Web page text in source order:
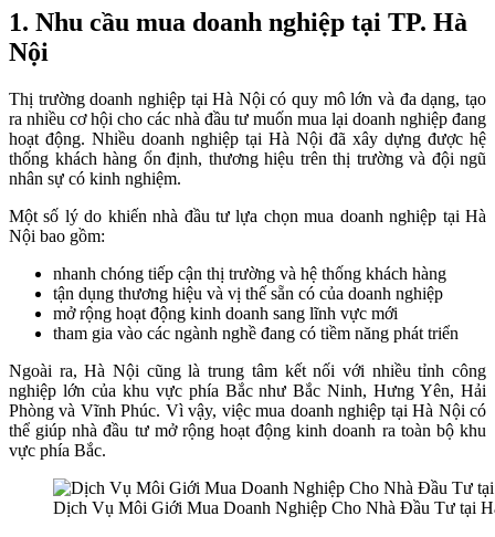
1. Nhu cầu mua doanh nghiệp tại TP. Hà
Nội
Thị trường doanh nghiệp tại Hà Nội có quy mô lớn và đa dạng, tạo
ra nhiều cơ hội cho các nhà đầu tư muốn mua lại doanh nghiệp đang
hoạt động. Nhiều doanh nghiệp tại Hà Nội đã xây dựng được hệ
thống khách hàng ổn định, thương hiệu trên thị trường và đội ngũ
nhân sự có kinh nghiệm.
Một số lý do khiến nhà đầu tư lựa chọn mua doanh nghiệp tại Hà
Nội bao gồm:
nhanh chóng tiếp cận thị trường và hệ thống khách hàng
tận dụng thương hiệu và vị thế sẵn có của doanh nghiệp
mở rộng hoạt động kinh doanh sang lĩnh vực mới
tham gia vào các ngành nghề đang có tiềm năng phát triển
Ngoài ra, Hà Nội cũng là trung tâm kết nối với nhiều tỉnh công
nghiệp lớn của khu vực phía Bắc như Bắc Ninh, Hưng Yên, Hải
Phòng và Vĩnh Phúc. Vì vậy, việc mua doanh nghiệp tại Hà Nội có
thể giúp nhà đầu tư mở rộng hoạt động kinh doanh ra toàn bộ khu
vực phía Bắc.
Dịch Vụ Môi Giới Mua Doanh Nghiệp Cho Nhà Đầu Tư tại